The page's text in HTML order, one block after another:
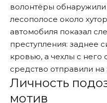
волонтёры обнаружили
лесополосе около
автомобиля показал
преступления: заднее
кровью, а чехлы с него
средство отправили на
Личность
мотив